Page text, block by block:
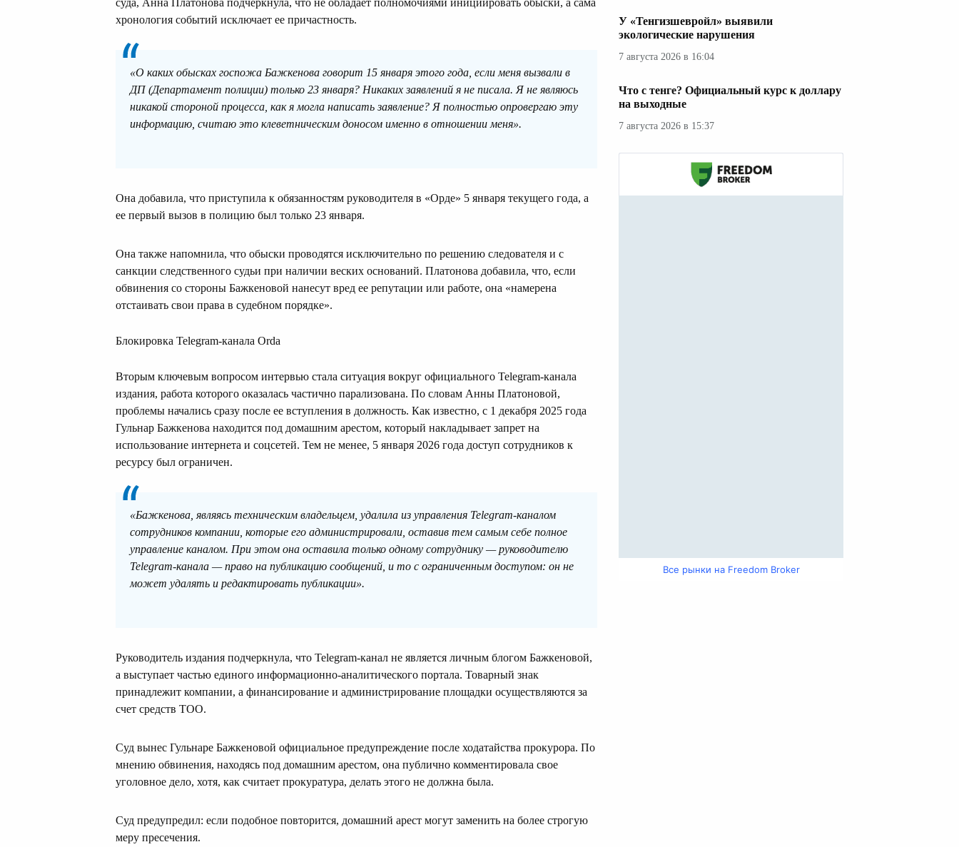
хронология событий исключает ее причастность.
«О каких обысках госпожа Бажкенова говорит 15 января этого года, если меня вызвали в
ДП (Департамент полиции) только 23 января? Никаких заявлений я не писала. Я не являюсь
никакой стороной процесса, как я могла написать заявление? Я полностью опровергаю эту
информацию, считаю это клеветническим доносом именно в отношении меня».
Она добавила, что приступила к обязанностям руководителя в «Орде» 5 января текущего года, а
ее первый вызов в полицию был только 23 января.
Она также напомнила, что обыски проводятся исключительно по решению следователя и с
санкции следственного судьи при наличии веских оснований. Платонова добавила, что, если
обвинения со стороны Бажкеновой нанесут вред ее репутации или работе, она «намерена
отстаивать свои права в судебном порядке».
Блокировка Telegram-канала Orda
Вторым ключевым вопросом интервью стала ситуация вокруг официального Telegram-канала
издания, работа которого оказалась частично парализована. По словам Анны Платоновой,
проблемы начались сразу после ее вступления в должность. Как известно, с 1 декабря 2025 года
Гульнар Бажкенова находится под домашним арестом, который накладывает запрет на
использование интернета и соцсетей. Тем не менее, 5 января 2026 года доступ сотрудников к
ресурсу был ограничен.
«Бажкенова, являясь техническим владельцем, удалила из управления Telegram-каналом
сотрудников компании, которые его администрировали, оставив тем самым себе полное
управление каналом. При этом она оставила только одному сотруднику — руководителю
Telegram-канала — право на публикацию сообщений, и то с ограниченным доступом: он не
может удалять и редактировать публикации».
Руководитель издания подчеркнула, что Telegram-канал не является личным блогом Бажкеновой,
а выступает частью единого информационно-аналитического портала. Товарный знак
принадлежит компании, а финансирование и администрирование площадки осуществляются за
счет средств ТОО.
Суд вынес Гульнаре Бажкеновой официальное предупреждение после ходатайства прокурора. По
мнению обвинения, находясь под домашним арестом, она публично комментировала свое
уголовное дело, хотя, как считает прокуратура, делать этого не должна была.
Суд предупредил: если подобное повторится, домашний арест могут заменить на более строгую
меру пресечения.
У «Тенгизшевройл» выявили
экологические нарушения
7 августа 2026 в 16:04
Что с тенге? Официальный курс к доллару
на выходные
7 августа 2026 в 15:37
Все рынки на Freedom Broker